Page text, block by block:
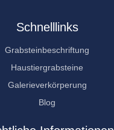
Schnelllinks
Grabsteinbeschriftung
Haustiergrabsteine
Galerieverkörperung
Blog